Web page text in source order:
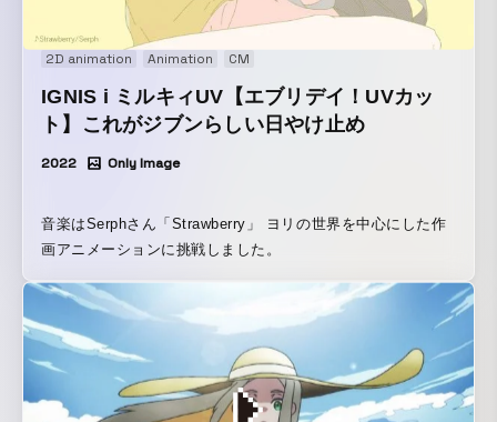
2D animation Animation CM
IGNIS i ミルキィUV【エブリデイ！UVカッ
ト】これがジブンらしい日やけ止め
2022 Only Image
音楽はSerphさん「Strawberry」 ヨリの世界を中心にした作
画アニメーションに挑戦しました。